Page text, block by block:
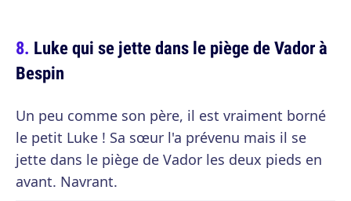
Luke qui se jette dans le piège de Vador à
Bespin
Un peu comme son père, il est vraiment borné
le petit Luke ! Sa sœur l'a prévenu mais il se
jette dans le piège de Vador les deux pieds en
avant. Navrant.